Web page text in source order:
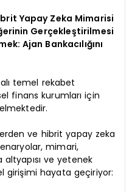
Yapay Zeka Mimarisi
Gerçekleştirilmesi
Ajan Bankacılığını
temel rekabet
finans kurumları için
ve hibrit yapay zeka
mimari,
ve yetenek
girişimi hayata geçiriyor: